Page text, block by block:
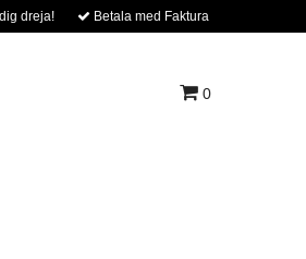
dreja! Betala med Faktura
0